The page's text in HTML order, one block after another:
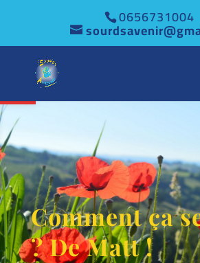
Ouvrir la barre d’outils
0656731004
Comment ça
? De Matt !